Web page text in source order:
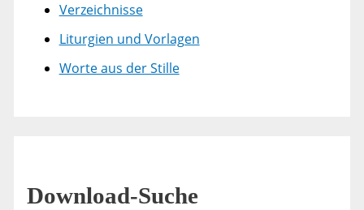
Verzeichnisse
Liturgien und Vorlagen
Worte aus der Stille
Download-Suche